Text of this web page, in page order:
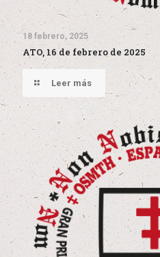
18 febrero, 2025
ATO, 16 de febrero de 2025
Leer más